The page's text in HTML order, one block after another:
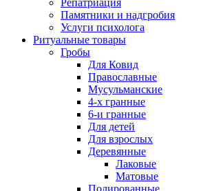
Репатриация
Памятники и надгробия
Услуги психолога
Ритуальные товары
Гробы
Для Ковид
Православные
Мусульманские
4-х гранные
6-и гранные
Для детей
Для взрослых
Деревянные
Лаковые
Матовые
Полированные